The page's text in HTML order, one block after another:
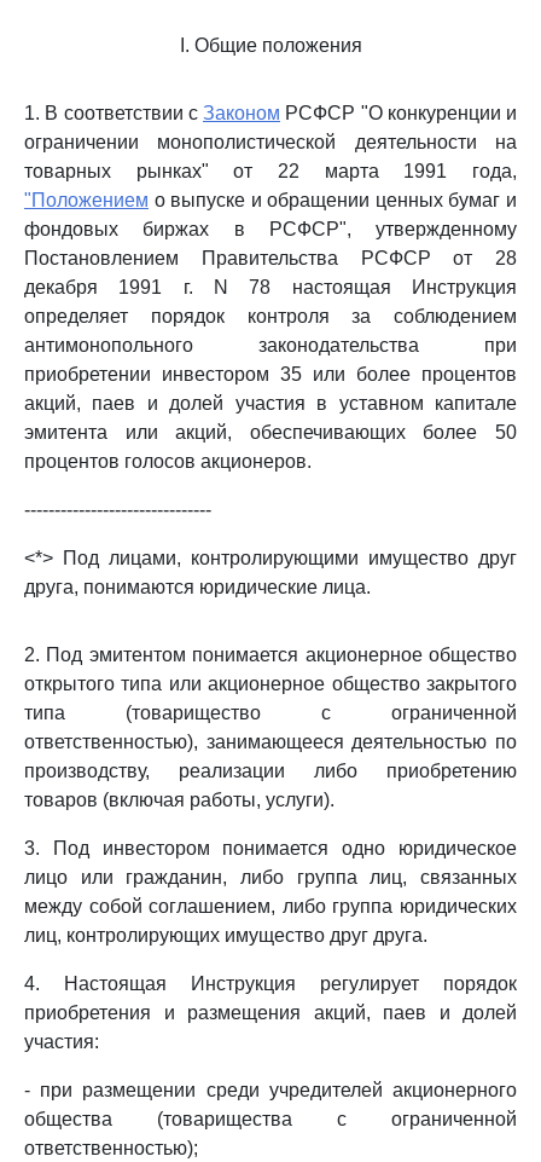
I. Общие положения
1. В соответствии с Законом РСФСР "О конкуренции и
ограничении монополистической деятельности на
товарных рынках" от 22 марта 1991 года,
"Положением о выпуске и обращении ценных бумаг и
фондовых биржах в РСФСР", утвержденному
Постановлением Правительства РСФСР от 28
декабря 1991 г. N 78 настоящая Инструкция
определяет порядок контроля за соблюдением
антимонопольного законодательства при
приобретении инвестором 35 или более процентов
акций, паев и долей участия в уставном капитале
эмитента или акций, обеспечивающих более 50
процентов голосов акционеров.
-------------------------------
<*> Под лицами, контролирующими имущество друг
друга, понимаются юридические лица.
2. Под эмитентом понимается акционерное общество
открытого типа или акционерное общество закрытого
типа (товарищество с ограниченной
ответственностью), занимающееся деятельностью по
производству, реализации либо приобретению
товаров (включая работы, услуги).
3. Под инвестором понимается одно юридическое
лицо или гражданин, либо группа лиц, связанных
между собой соглашением, либо группа юридических
лиц, контролирующих имущество друг друга.
4. Настоящая Инструкция регулирует порядок
приобретения и размещения акций, паев и долей
участия:
- при размещении среди учредителей акционерного
общества (товарищества с ограниченной
ответственностью);